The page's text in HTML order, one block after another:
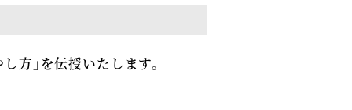
方」を伝授いたします。